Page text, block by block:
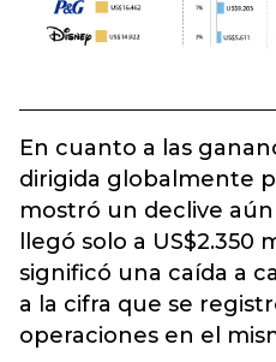
En cuanto a las
dirigida globalmente
mostró un declive
llegó solo a US$2.350
significó una caída a
a la cifra que se
operaciones en el